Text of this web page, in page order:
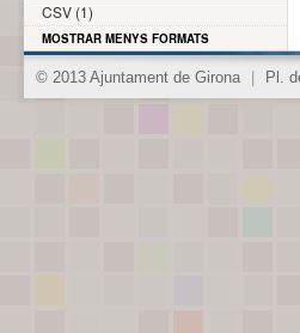
CSV (1)
MOSTRAR MENYS FORMATS
© 2013 Ajuntament de Girona Pl.